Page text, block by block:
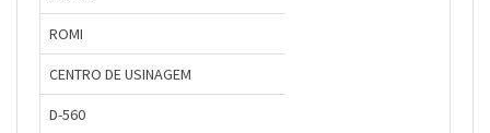
ROMI
CENTRO DE USINAGEM
D-560